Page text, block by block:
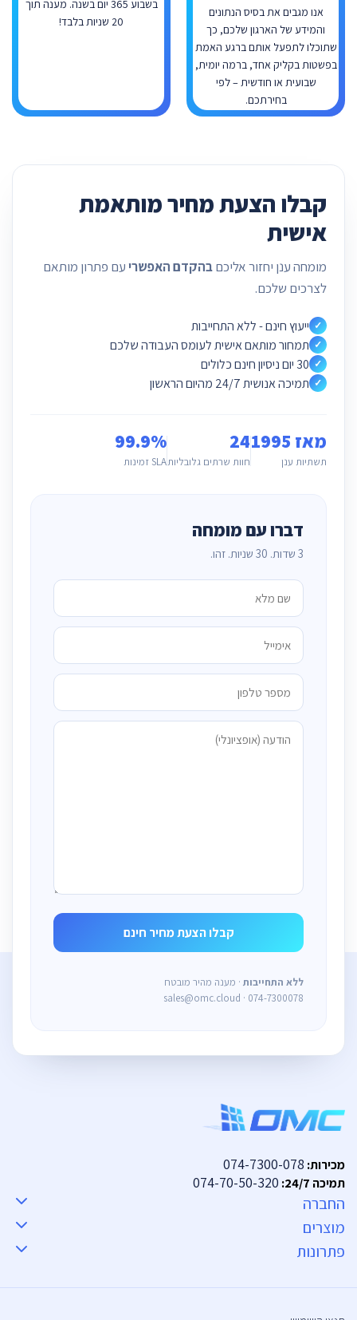
אנו מגבים את בסיס הנתונים
והמידע של הארגון שלכם, כך
שתוכלו לתפעל אותם ברגע האמת
בפשטות בקליק אחד, ברמה יומית,
שבועית או חודשית – לפי
בחירתכם.
בשבוע 365 יום בשנה. מענה תוך
20 שניות בלבד!
קבלו הצעת מחיר מותאמת
אישית
מומחה ענן יחזור אליכםבהקדם האפשרי עם פתרון מותאם
לצרכים שלכם.
✓ ייעוץ חינם - ללא התחייבות
✓ תמחור מותאם אישית לעומס העבודה שלכם
✓ 30 יום ניסיון חינם כלולים
✓ תמיכה אנושית 24/7 מהיום הראשון
מאז 1995
תשתיות ענן
24
חוות שרתים גלובליות
99.9%
SLA זמינות
דברו עם מומחה
3 שדות. 30 שניות. זהו.
ללא התחייבות · מענה מהיר מובטח
sales@omc.cloud · 074-7300078
מכירות: 074-7300-078
תמיכה 24/7: 074-70-50-320
החברה
מוצרים
פתרונות